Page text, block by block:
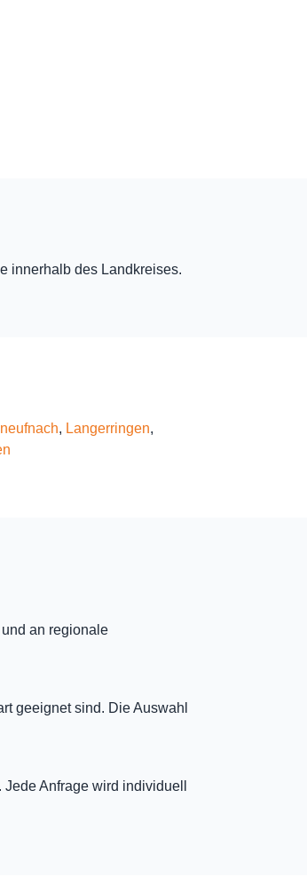
innerhalb des Landkreises.
, Langerringen,
an regionale
geeignet sind. Die Auswahl
Anfrage wird individuell